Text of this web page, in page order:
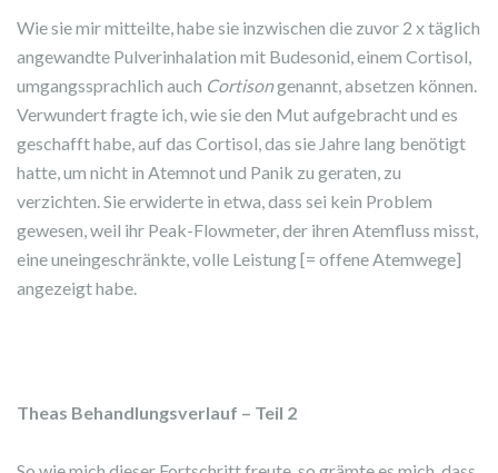
Wie sie mir mitteilte, habe sie inzwischen die zuvor 2 x täglich
angewandte Pulverinhalation mit Budesonid, einem Cortisol,
umgangssprachlich auch Cortisongenannt, absetzen können.
Verwundert fragte ich, wie sie den Mut aufgebracht und es
geschafft habe, auf das Cortisol, das sie Jahre lang benötigt
hatte, um nicht in Atemnot und Panik zu geraten, zu
verzichten. Sie erwiderte in etwa, dass sei kein Problem
gewesen, weil ihr Peak-Flowmeter, der ihren Atemfluss misst,
eine uneingeschränkte, volle Leistung [= offene Atemwege]
angezeigt habe.
Theas Behandlungsverlauf – Teil 2